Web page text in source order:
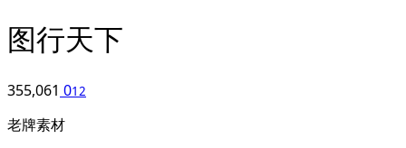
图行天下
355,061 012
老牌素材